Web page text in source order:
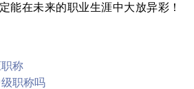
能在未来的职业生涯中大放异彩！
称
职称吗